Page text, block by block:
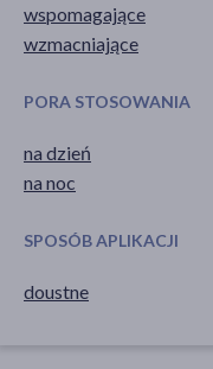
wspomagające
wzmacniające
PORA STOSOWANIA
na dzień
na noc
SPOSÓB APLIKACJI
doustne